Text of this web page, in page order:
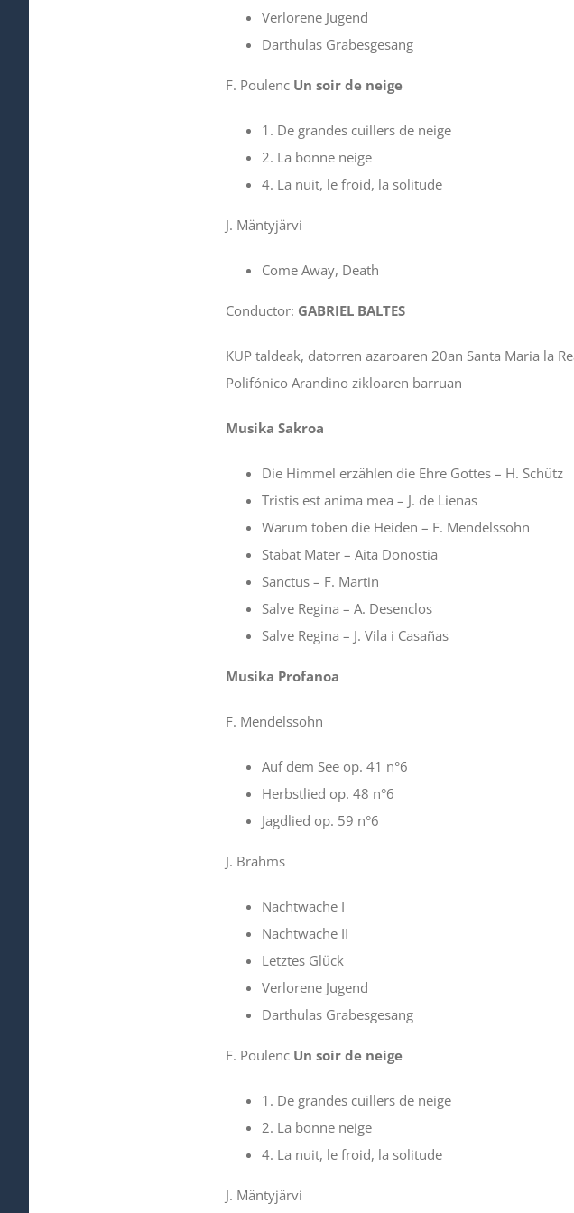
Verlorene Jugend
Darthulas Grabesgesang
F. Poulenc Un soir de neige
1. De grandes cuillers de neige
2. La bonne neige
4. La nuit, le froid, la solitude
J. Mäntyjärvi
Come Away, Death
Conductor: GABRIEL BALTES
KUP taldeak, datorren azaroaren 20an Santa Maria la
Polifónico Arandino zikloaren barruan
Musika Sakroa
Die Himmel erzählen die Ehre Gottes – H. Schütz
Tristis est anima mea – J. de Lienas
Warum toben die Heiden – F. Mendelssohn
Stabat Mater – Aita Donostia
Sanctus – F. Martin
Salve Regina – A. Desenclos
Salve Regina – J. Vila i Casañas
Musika Profanoa
F. Mendelssohn
Auf dem See op. 41 n°6
Herbstlied op. 48 n°6
Jagdlied op. 59 n°6
J. Brahms
Nachtwache I
Nachtwache II
Letztes Glück
Verlorene Jugend
Darthulas Grabesgesang
F. Poulenc Un soir de neige
1. De grandes cuillers de neige
2. La bonne neige
4. La nuit, le froid, la solitude
J. Mäntyjärvi